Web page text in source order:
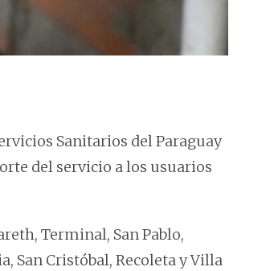
Sanitarios del Paraguay
del servicio a los usuarios
Terminal, San Pablo,
San Cristóbal, Recoleta y Villa